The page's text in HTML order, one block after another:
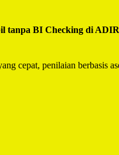
tanpa BI Checking di
cepat, penilaian berbasis